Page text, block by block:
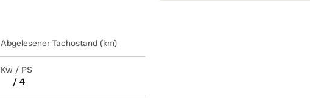
Abgelesener Tachostand (km)
Kw / PS
/ 4